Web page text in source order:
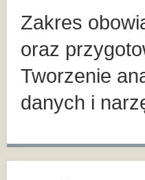
Zakres
oraz
Tworzenie
danych i